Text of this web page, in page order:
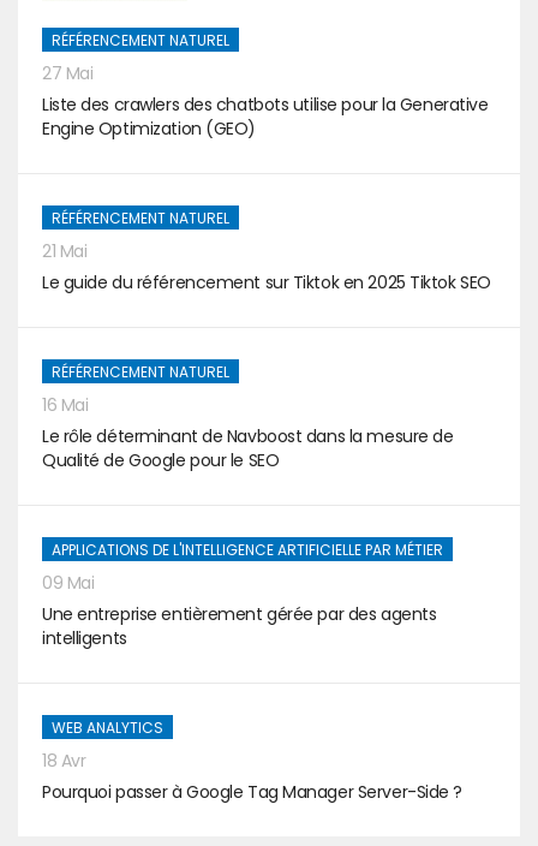
RÉFÉRENCEMENT NATUREL
27 Mai
Liste des crawlers des chatbots utilise pour la Generative
Engine Optimization (GEO)
RÉFÉRENCEMENT NATUREL
21 Mai
Le guide du référencement sur Tiktok en 2025 Tiktok SEO
RÉFÉRENCEMENT NATUREL
16 Mai
Le rôle déterminant de Navboost dans la mesure de
Qualité de Google pour le SEO
APPLICATIONS DE L'INTELLIGENCE ARTIFICIELLE PAR MÉTIER
09 Mai
Une entreprise entièrement gérée par des agents
intelligents
WEB ANALYTICS
18 Avr
Pourquoi passer à Google Tag Manager Server-Side ?